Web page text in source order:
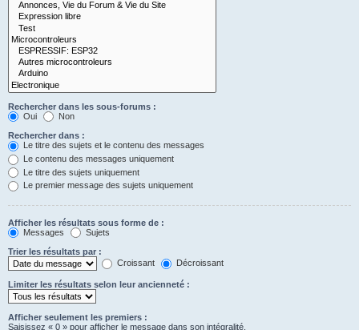
Rechercher dans les sous-forums :
Oui
Non
Rechercher dans :
Le titre des sujets et le contenu des messages
Le contenu des messages uniquement
Le titre des sujets uniquement
Le premier message des sujets uniquement
Afficher les résultats sous forme de :
Messages
Sujets
Trier les résultats par :
Croissant
Décroissant
Limiter les résultats selon leur ancienneté :
Afficher seulement les premiers :
Saisissez « 0 » pour afficher le message dans son intégralité.